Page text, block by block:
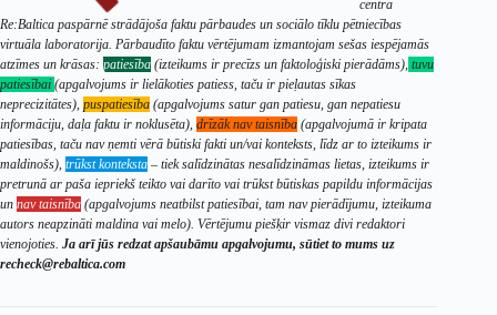
centra
Re:Baltica paspārnē strādājoša faktu pārbaudes un sociālo tīklu pētniecības
virtuāla laboratorija. Pārbaudīto faktu vērtējumam izmantojam sešas iespējamās
atzīmes un krāsas: patiesība (izteikums ir precīzs un faktoloģiski pierādāms), tuvu
patiesībai (apgalvojums ir lielākoties patiess, taču ir pieļautas sīkas
neprecizitātes), puspatiesība (apgalvojums satur gan patiesu, gan nepatiesu
informāciju, daļa faktu ir noklusēta), drīzāk nav taisnība (apgalvojumā ir kripata
patiesības, taču nav ņemti vērā būtiski fakti un/vai konteksts, līdz ar to izteikums ir
maldinošs), trūkst konteksta – tiek salīdzinātas nesalīdzināmas lietas, izteikums ir
pretrunā ar paša iepriekš teikto vai darīto vai trūkst būtiskas papildu informācijas
un nav taisnība (apgalvojums neatbilst patiesībai, tam nav pierādījumu, izteikuma
autors neapzināti maldina vai melo). Vērtējumu piešķir vismaz divi redaktori
vienojoties. Ja arī jūs redzat apšaubāmu apgalvojumu, sūtiet to mums uz
recheck@rebaltica.com